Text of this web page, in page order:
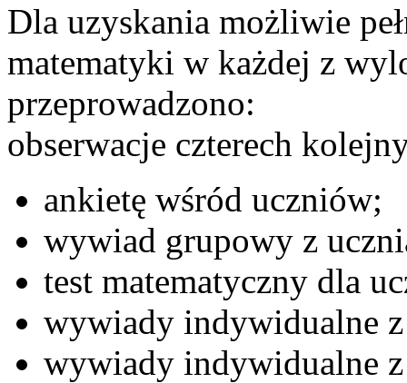
Dla uzyskania możliwie
matematyki w każdej z
przeprowadzono:
obserwacje czterech
ankietę wśród uczniów;
wywiad grupowy z
test matematyczny dla
wywiady indywidualne
wywiady indywidualne